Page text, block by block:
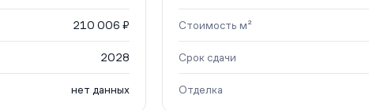
210 006 ₽
2028
нет данных
Стоимость м²
Срок сдачи
Отделка